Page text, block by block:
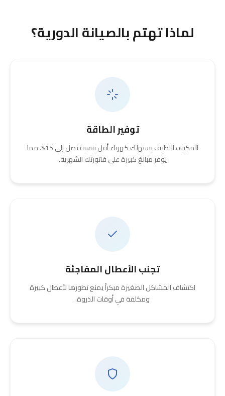
لماذا تهتم بالصيانة الدورية؟
توفير الطاقة
المكيف النظيف يستهلك كهرباء أقل بنسبة تصل إلى 15%، مما
يوفر مبالغ كبيرة على فاتورتك الشهرية.
تجنب الأعطال المفاجئة
اكتشاف المشاكل الصغيرة مبكراً يمنع تطورها لأعطال كبيرة
ومكلفة في أوقات الذروة.